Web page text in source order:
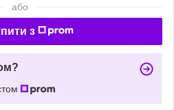
або
з